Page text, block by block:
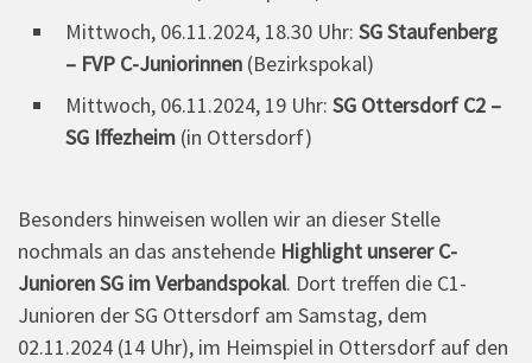
Mittwoch, 06.11.2024, 18.30 Uhr: SG Staufenberg
– FVP C-Juniorinnen (Bezirkspokal)
Mittwoch, 06.11.2024, 19 Uhr: SG Ottersdorf C2 –
SG Iffezheim (in Ottersdorf)
Besonders hinweisen wollen wir an dieser Stelle
nochmals an das anstehende Highlight unserer C-
Junioren SG im Verbandspokal. Dort treffen die C1-
Junioren der SG Ottersdorf am Samstag, dem
02.11.2024 (14 Uhr), im Heimspiel in Ottersdorf auf den